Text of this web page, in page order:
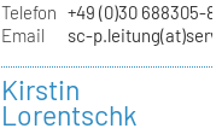
Telefon +49 (0)30 688305-
Email
sc-
Kirstin
Lorentschk